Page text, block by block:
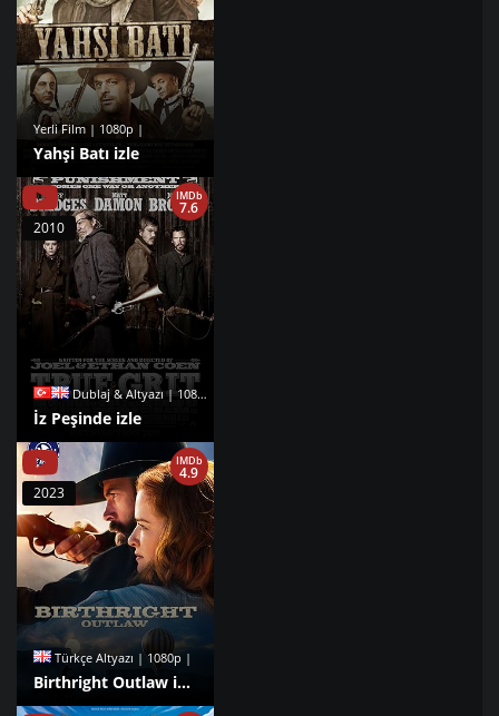
Yerli Film | 1080p |
Yahşi Batı izle
Dublaj & Altyazı | 1080p |
İz Peşinde izle
IMDb
7.6
2010
Türkçe Altyazı | 1080p |
Birthright Outlaw izle
IMDb
4.9
2023